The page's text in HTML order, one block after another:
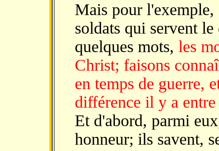
Mais pour
soldats qui servent
quelques mots, les
Christ; faisons
en temps de guerre,
différence il y a
Et d'abord, parmi
honneur; ils savent,